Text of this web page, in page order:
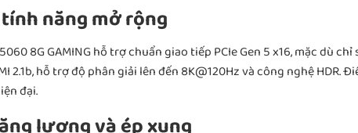
năng mở rộng
5060 8G GAMING hỗ trợ chuẩn giao tiếp PCIe Gen 5 x16, mặc dù
2.1b, hỗ trợ độ phân giải lên đến 8K@120Hz và công nghệ
đại.
lượng và ép xung